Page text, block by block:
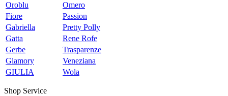
Oroblu
Omero
Fiore
Passion
Gabriella
Pretty Polly
Gatta
Rene Rofe
Gerbe
Trasparenze
Glamory
Veneziana
GIULIA
Wola
Shop Service